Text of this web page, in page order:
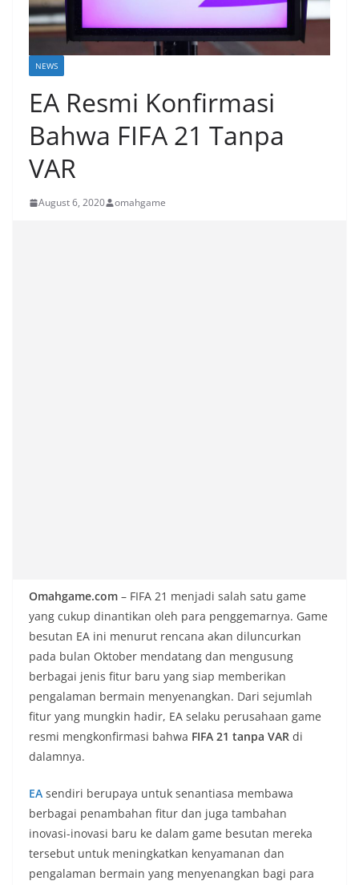
NEWS
EA Resmi Konfirmasi
Bahwa FIFA 21 Tanpa
VAR
August 6, 2020 omahgame
Omahgame.com – FIFA 21 menjadi salah satu game
yang cukup dinantikan oleh para penggemarnya. Game
besutan EA ini menurut rencana akan diluncurkan
pada bulan Oktober mendatang dan mengusung
berbagai jenis fitur baru yang siap memberikan
pengalaman bermain menyenangkan. Dari sejumlah
fitur yang mungkin hadir, EA selaku perusahaan game
resmi mengkonfirmasi bahwa FIFA 21 tanpa VAR di
dalamnya.
EA sendiri berupaya untuk senantiasa membawa
berbagai penambahan fitur dan juga tambahan
inovasi-inovasi baru ke dalam game besutan mereka
tersebut untuk meningkatkan kenyamanan dan
pengalaman bermain yang menyenangkan bagi para